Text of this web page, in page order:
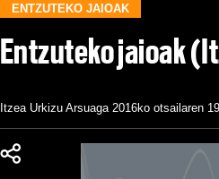
ENTZUTEKO JAIOAK
Entzuteko jaioak
Itzea Urkizu Arsuaga 2016ko otsailaren